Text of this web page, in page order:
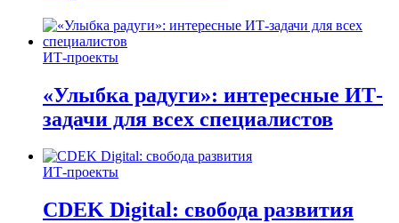
ИТ-проекты
«Улыбка радуги»: интересные ИТ-
задачи для всех специалистов
ИТ-проекты
CDEK Digital: свобода развития